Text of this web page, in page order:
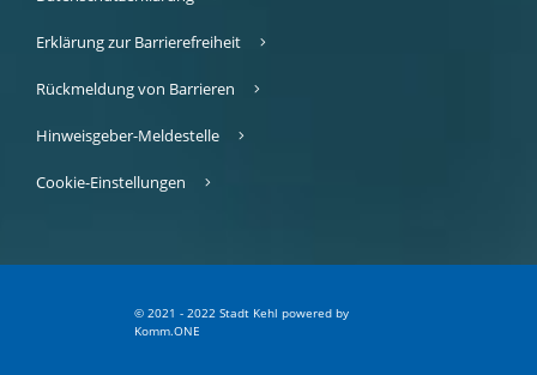
Erklärung zur Barrierefreiheit
Rückmeldung von Barrieren
Hinweisgeber-Meldestelle
Cookie-Einstellungen
© 2021 - 2022 Stadt Kehl powered by
Komm.ONE